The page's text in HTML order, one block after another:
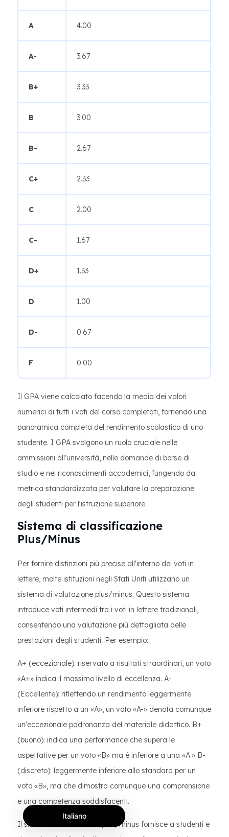
A 4.00
A- 3.67
B+ 3.33
B 3.00
B- 2.67
C+ 2.33
C 2.00
C- 1.67
D+ 1.33
D 1.00
D- 0.67
F 0.00
Il GPA viene calcolato facendo la media dei valori
numerici di tutti i voti del corso completati, fornendo una
panoramica completa del rendimento scolastico di uno
studente. I GPA svolgono un ruolo cruciale nelle
ammissioni all'università, nelle domande di borse di
studio e nei riconoscimenti accademici, fungendo da
metrica standardizzata per valutare la preparazione
degli studenti per l'istruzione superiore.
Sistema di classificazione
Plus/Minus
Per fornire distinzioni più precise all'interno dei voti in
lettere, molte istituzioni negli Stati Uniti utilizzano un
sistema di valutazione plus/minus. Questo sistema
introduce voti intermedi tra i voti in lettere tradizionali,
consentendo una valutazione più dettagliata delle
prestazioni degli studenti. Per esempio:
A+ (eccezionale): riservato a risultati straordinari, un voto
«A+» indica il massimo livello di eccellenza. A-
(Eccellente): riflettendo un rendimento leggermente
inferiore rispetto a un «A», un voto «A-» denota comunque
un'eccezionale padronanza del materiale didattico. B+
(buono): indica una performance che supera le
aspettative per un voto «B» ma è inferiore a una «A.» B-
(discreto): leggermente inferiore allo standard per un
voto «B», ma che dimostra comunque una comprensione
e una competenza soddisfacenti.
Il sistema di valutazione plus/minus fornisce a studenti e
Italiano